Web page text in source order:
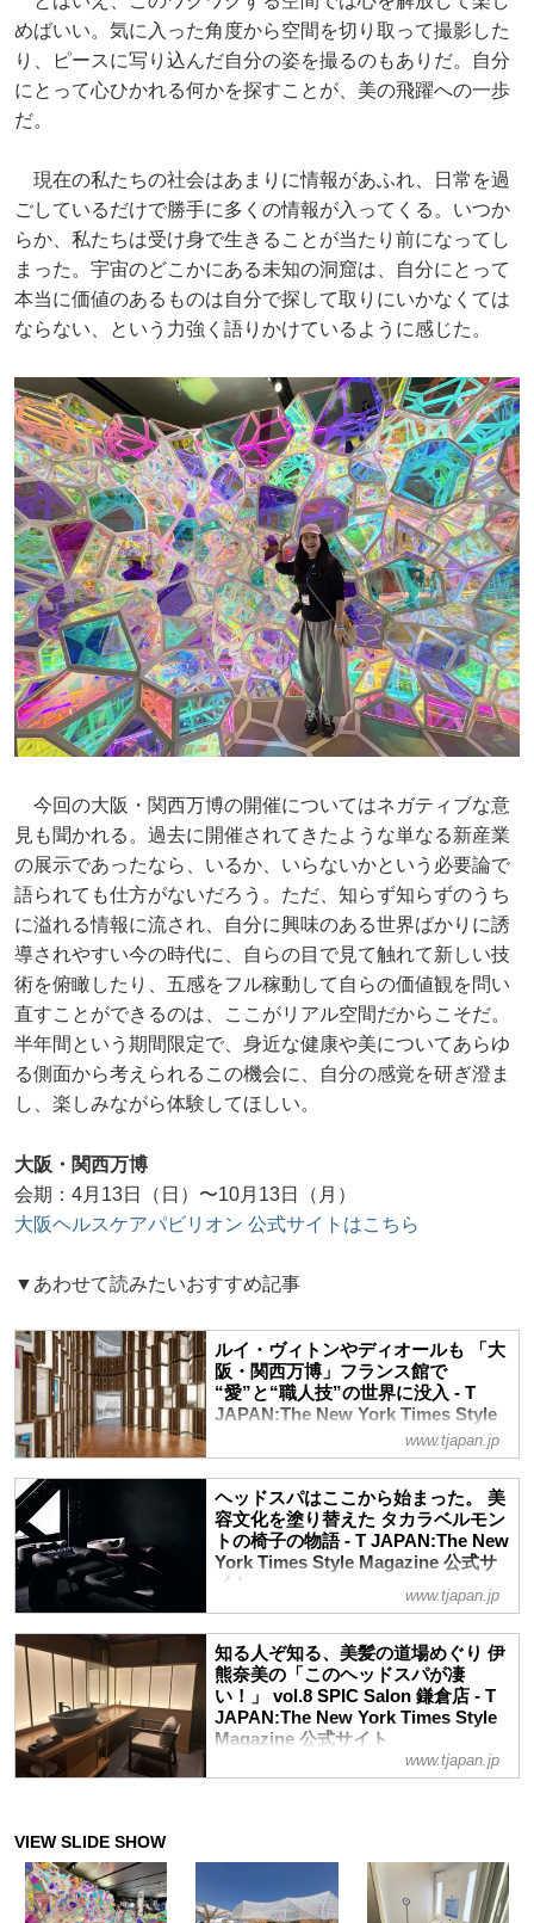
めばいい。気に入った角度から空間を切り取って撮影した
り、ピースに写り込んだ自分の姿を撮るのもありだ。自分
にとって心ひかれる何かを探すことが、美の飛躍への一歩
だ。
現在の私たちの社会はあまりに情報があふれ、日常を過
ごしているだけで勝手に多くの情報が入ってくる。いつか
らか、私たちは受け身で生きることが当たり前になってし
まった。宇宙のどこかにある未知の洞窟は、自分にとって
本当に価値のあるものは自分で探して取りにいかなくては
ならない、という力強く語りかけているように感じた。
今回の大阪・関西万博の開催についてはネガティブな意
見も聞かれる。過去に開催されてきたような単なる新産業
の展示であったなら、いるか、いらないかという必要論で
語られても仕方がないだろう。ただ、知らず知らずのうち
に溢れる情報に流され、自分に興味のある世界ばかりに誘
導されやすい今の時代に、自らの目で見て触れて新しい技
術を俯瞰したり、五感をフル稼動して自らの価値観を問い
直すことができるのは、ここがリアル空間だからこそだ。
半年間という期間限定で、身近な健康や美についてあらゆ
る側面から考えられるこの機会に、自分の感覚を研ぎ澄ま
し、楽しみながら体験してほしい。
大阪・関西万博
会期：4月13日（日）〜10月13日（月）
大阪ヘルスケアパビリオン 公式サイトはこちら
▼あわせて読みたいおすすめ記事
ルイ・ヴィトンやディオールも 「大
阪・関西万博」フランス館で
“愛”と“職人技”の世界に没入 - T
JAPAN:The New York Times Style
2025」。フランス館では、いのちの根源
である“愛”、そして伝統の“職人技”をテー
マに多彩なインスタレーションやアート作
品に出合うことができる。ルイ・ヴィトン
やディオールなど、フランス発のラグジュ
アリーメゾンの展示も必見
www.tjapan.jp
ヘッドスパはここから始まった。 美
容文化を塗り替えた タカラベルモン
トの椅子の物語 - T JAPAN:The New
York Times Style Magazine 公式サ
イト
いまや国内外で人気を博す「ヘッドス
パ」。この新しい美容文化とマーケットの
登場は、日本の企業「タカラベルモント」
が試行錯誤を重ねて開発したシャンプー台
に端を発するという。開発者の話を聞い
た。
www.tjapan.jp
知る人ぞ知る、美髪の道場めぐり 伊
熊奈美の「このヘッドスパが凄
い！」 vol.8 SPIC Salon 鎌倉店 - T
JAPAN:The New York Times Style
Magazine 公式サイト
全国津々浦々、幾多のサロンを取材してき
連載。第8回は“頭の整体”で髪と頭の形を
整えてくれる「SPIC Salon 鎌倉店」へ！
www.tjapan.jp